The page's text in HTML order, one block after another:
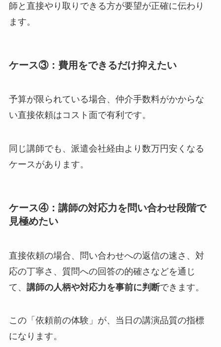
師と直接やり取りできる方が要望が正確に伝わり
ます。
ケース③：費用をできるだけ抑えたい
予算が限られている場合、仲介手数料がかからな
い直接依頼はコスト面で有利です。
同じ講師でも、派遣会社経由より数万円安くなる
ケースがあります。
ケース④：講師の対応力を問い合わせ段階で
見極めたい
直接依頼の場合、問い合わせへの返信の速さ、対
応の丁寧さ、質問への回答の的確さなどを通じ
て、 講師の人柄や対応力を事前に判断できます。
この「依頼前の体験」が、当日の講演品質の指標
になります。